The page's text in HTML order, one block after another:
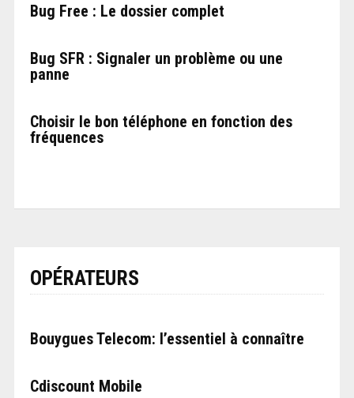
Bug Free : Le dossier complet
Bug SFR : Signaler un problème ou une
panne
Choisir le bon téléphone en fonction des
fréquences
OPÉRATEURS
Bouygues Telecom: l’essentiel à connaître
Cdiscount Mobile